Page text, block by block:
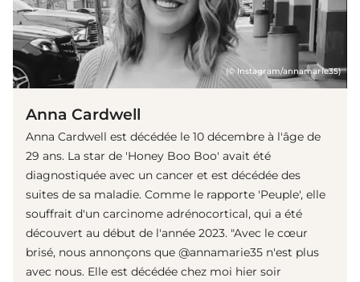
(© Instagram/annamarie35)
Anna Cardwell
Anna Cardwell est décédée le 10 décembre à l'âge de
29 ans. La star de 'Honey Boo Boo' avait été
diagnostiquée avec un cancer et est décédée des
suites de sa maladie. Comme le rapporte 'Peuple', elle
souffrait d'un carcinome adrénocortical, qui a été
découvert au début de l'année 2023. "Avec le cœur
brisé, nous annonçons que @annamarie35 n'est plus
avec nous. Elle est décédée chez moi hier soir